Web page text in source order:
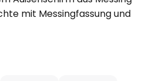
mit Messingfassung und
jede Fassade auf.
zurückzuführen ist,